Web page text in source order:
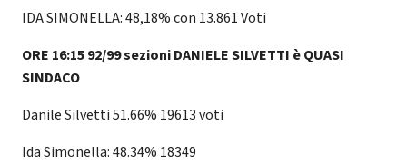
IDA SIMONELLA: 48,18% con 13.861 Voti
ORE 16:15 92/99 sezioni DANIELE SILVETTI è QUASI
SINDACO
Danile Silvetti 51.66% 19613 voti
Ida Simonella: 48.34% 18349